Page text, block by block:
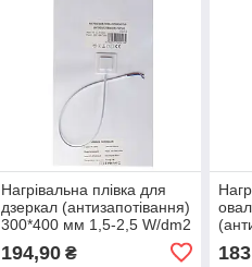
Нагрівальна плівка для
дзеркал (антизапотівання)
300*400 мм 1,5-2,5 W/dm2
194,90₴